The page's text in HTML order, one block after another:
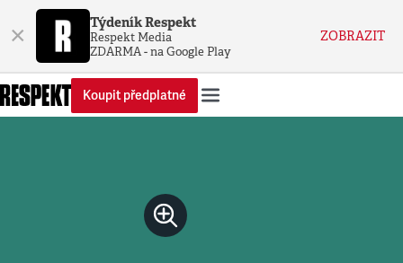
× Týdeník Respekt
Respekt Media
ZDARMA - na Google Play
ZOBRAZIT
Koupit předplatné